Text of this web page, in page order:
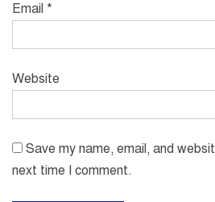
Email *
Website
Save my name, email, and
next time I comment.